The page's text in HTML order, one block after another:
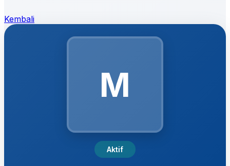
Kembali
M
Aktif